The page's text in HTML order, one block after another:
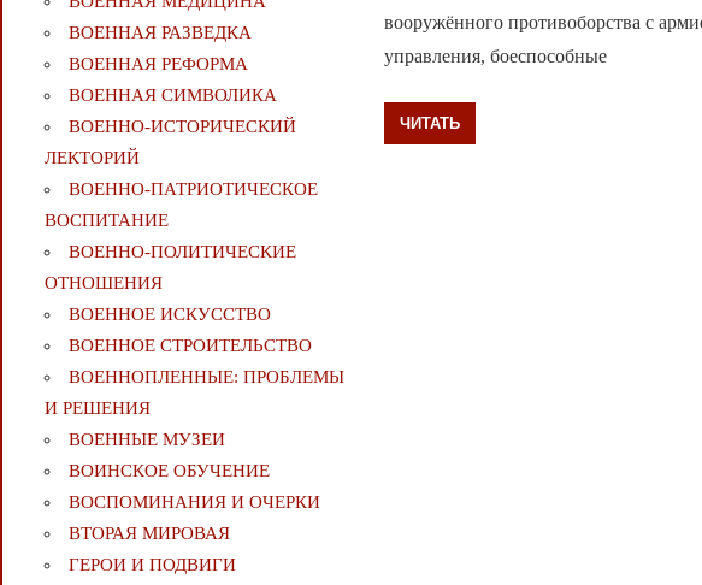
вооружённого противоборства с
управления, боеспособные
ЧИТАТЬ
ВОЕННАЯ РАЗВЕДКА
ВОЕННАЯ РЕФОРМА
ВОЕННАЯ СИМВОЛИКА
ВОЕННО-ИСТОРИЧЕСКИЙ
ЛЕКТОРИЙ
ВОЕННО-ПАТРИОТИЧЕСКОЕ
ВОСПИТАНИЕ
ВОЕННО-ПОЛИТИЧЕСКИE
ОТНОШЕНИЯ
ВОЕННОЕ ИСКУССТВО
ВОЕННОЕ СТРОИТЕЛЬСТВО
ВОЕННОПЛЕННЫЕ: ПРОБЛЕМЫ
И РЕШЕНИЯ
ВОЕННЫЕ МУЗЕИ
ВОИНСКОЕ ОБУЧЕНИЕ
ВОСПОМИНАНИЯ И ОЧЕРКИ
ВТОРАЯ МИРОВАЯ
ГЕРОИ И ПОДВИГИ